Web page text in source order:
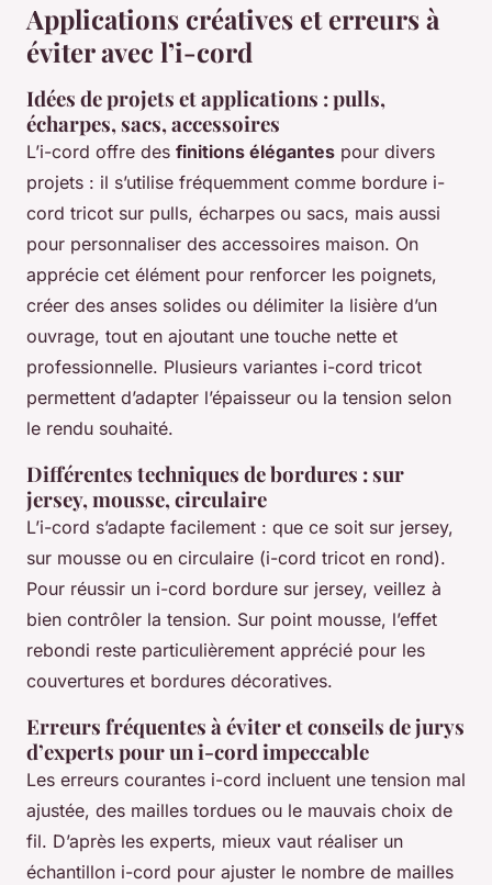
Applications créatives et erreurs à
éviter avec l’i-cord
Idées de projets et applications : pulls,
écharpes, sacs, accessoires
L’i-cord offre des finitions élégantes pour divers
projets : il s’utilise fréquemment comme bordure i-
cord tricot sur pulls, écharpes ou sacs, mais aussi
pour personnaliser des accessoires maison. On
apprécie cet élément pour renforcer les poignets,
créer des anses solides ou délimiter la lisière d’un
ouvrage, tout en ajoutant une touche nette et
professionnelle. Plusieurs variantes i-cord tricot
permettent d’adapter l’épaisseur ou la tension selon
le rendu souhaité.
Différentes techniques de bordures : sur
jersey, mousse, circulaire
L’i-cord s’adapte facilement : que ce soit sur jersey,
sur mousse ou en circulaire (i-cord tricot en rond).
Pour réussir un i-cord bordure sur jersey, veillez à
bien contrôler la tension. Sur point mousse, l’effet
rebondi reste particulièrement apprécié pour les
couvertures et bordures décoratives.
Erreurs fréquentes à éviter et conseils de jurys
d’experts pour un i-cord impeccable
Les erreurs courantes i-cord incluent une tension mal
ajustée, des mailles tordues ou le mauvais choix de
fil. D’après les experts, mieux vaut réaliser un
échantillon i-cord pour ajuster le nombre de mailles